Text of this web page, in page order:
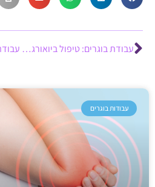
עבודת בוגרים: טיפול ביואורגונומי בדלקת עור אטופית – יונית מלכאי
עבודות בוגרים